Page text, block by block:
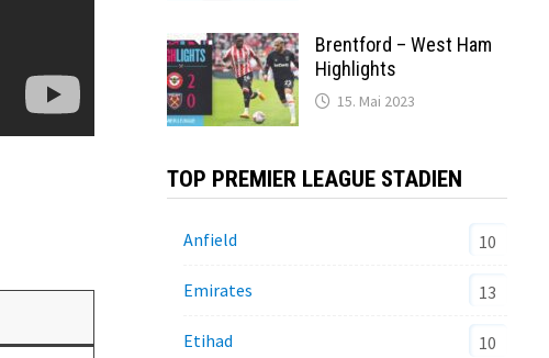
Brentford – West Ham
Highlights
15. Mai 2023
TOP PREMIER LEAGUE STADIEN
Anfield 10
Emirates 13
Etihad 10